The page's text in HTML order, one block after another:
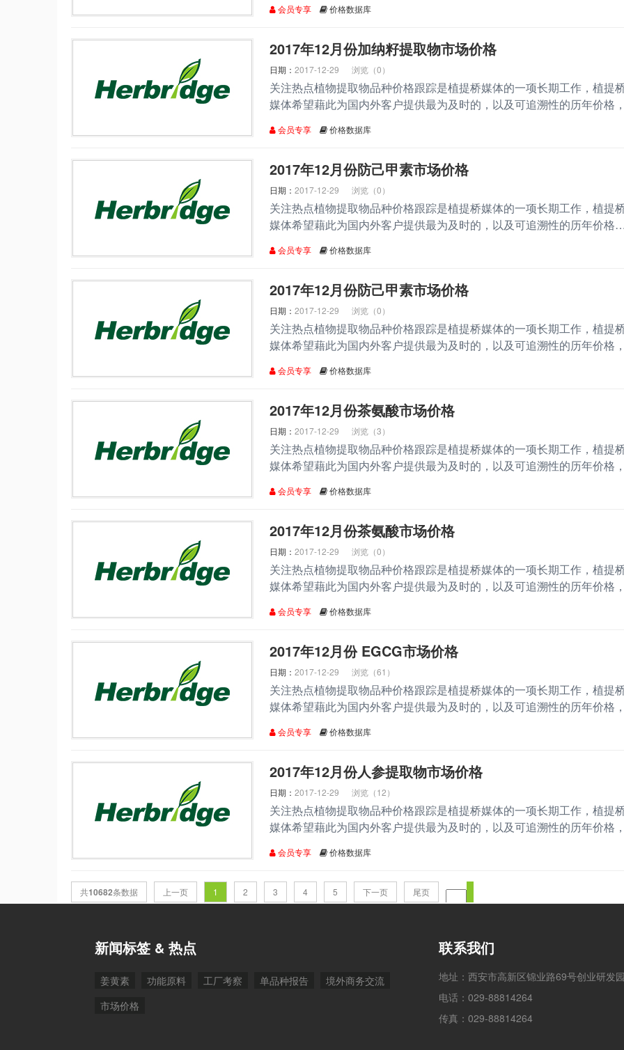
会员专享 价格数据库
​2017年12月份加纳籽提取物市场价格
日期： 2017-12-29 浏览（0）
关注热点植物提取物品种价格跟踪是植提桥媒体的一项长期工作，植提
媒体希望藉此为国内外客户提供最为及时的，以及可追溯性的历年价格，
会员专享 价格数据库
​2017年12月份防己甲素市场价格
日期： 2017-12-29 浏览（0）
关注热点植物提取物品种价格跟踪是植提桥媒体的一项长期工作，植提
媒体希望藉此为国内外客户提供最为及时的，以及可追溯性的历年价格
会员专享 价格数据库
​2017年12月份防己甲素市场价格
日期： 2017-12-29 浏览（0）
关注热点植物提取物品种价格跟踪是植提桥媒体的一项长期工作，植提
媒体希望藉此为国内外客户提供最为及时的，以及可追溯性的历年价格，
会员专享 价格数据库
2017年12月份茶氨酸市场价格
日期： 2017-12-29 浏览（3）
关注热点植物提取物品种价格跟踪是植提桥媒体的一项长期工作，植提
媒体希望藉此为国内外客户提供最为及时的，以及可追溯性的历年价格，
会员专享 价格数据库
​2017年12月份茶氨酸市场价格
日期： 2017-12-29 浏览（0）
关注热点植物提取物品种价格跟踪是植提桥媒体的一项长期工作，植提
媒体希望藉此为国内外客户提供最为及时的，以及可追溯性的历年价格，
会员专享 价格数据库
​2017年12月份 EGCG市场价格
日期： 2017-12-29 浏览（61）
关注热点植物提取物品种价格跟踪是植提桥媒体的一项长期工作，植提
媒体希望藉此为国内外客户提供最为及时的，以及可追溯性的历年价格，
会员专享 价格数据库
​2017年12月份人参提取物市场价格
日期： 2017-12-29 浏览（12）
关注热点植物提取物品种价格跟踪是植提桥媒体的一项长期工作，植提
媒体希望藉此为国内外客户提供最为及时的，以及可追溯性的历年价格，
会员专享 价格数据库
共10682条数据 上一页 1 2 3 4 5 下一页 尾页
新闻标签 & 热点
姜黄素 功能原料 工厂考察 单品种报告
境外商务交流
市场价格
联系我们
地址：西安市高新区锦业路69号创业研发
电话：029-88814264
传真：029-88814264